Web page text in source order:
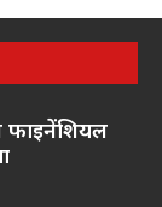
फाइनेंशियल